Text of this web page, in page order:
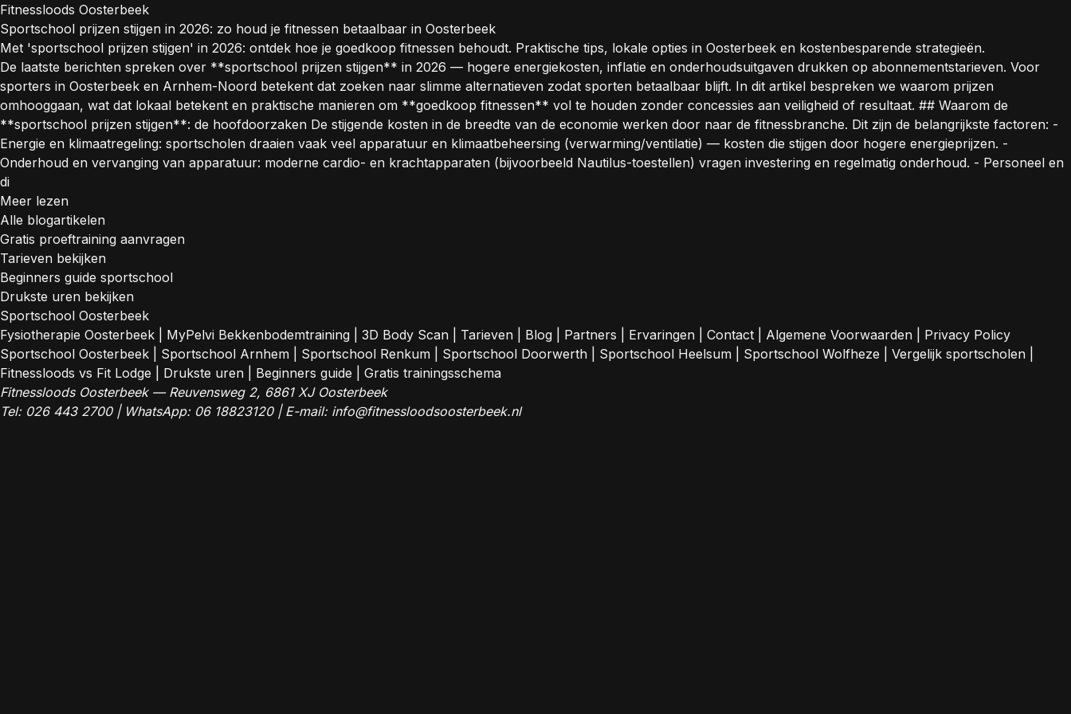
Fitnessloods Oosterbeek
Sportschool prijzen stijgen in 2026: zo houd je fitnessen betaalbaar in Oosterbeek
Met 'sportschool prijzen stijgen' in 2026: ontdek hoe je goedkoop fitnessen behoudt. Praktische tips, lokale opties in Oosterbeek en kostenbesparende strategieën.
De laatste berichten spreken over **sportschool prijzen stijgen** in 2026 — hogere energiekosten, inflatie en onderhoudsuitgaven drukken op abonnementstarieven. Voor
sporters in Oosterbeek en Arnhem-Noord betekent dat zoeken naar slimme alternatieven zodat sporten betaalbaar blijft. In dit artikel bespreken we waarom prijzen
omhooggaan, wat dat lokaal betekent en praktische manieren om **goedkoop fitnessen** vol te houden zonder concessies aan veiligheid of resultaat. ## Waarom de
**sportschool prijzen stijgen**: de hoofdoorzaken De stijgende kosten in de breedte van de economie werken door naar de fitnessbranche. Dit zijn de belangrijkste factoren: -
Energie en klimaatregeling: sportscholen draaien vaak veel apparatuur en klimaatbeheersing (verwarming/ventilatie) — kosten die stijgen door hogere energieprijzen. -
Onderhoud en vervanging van apparatuur: moderne cardio- en krachtapparaten (bijvoorbeeld Nautilus-toestellen) vragen investering en regelmatig onderhoud. - Personeel en
di
Meer lezen
Alle blogartikelen
Gratis proeftraining aanvragen
Tarieven bekijken
Beginners guide sportschool
Drukste uren bekijken
Sportschool Oosterbeek
Fysiotherapie Oosterbeek
MyPelvi Bekkenbodemtraining 3D Body Scan Tarieven Blog Partners Ervaringen Contact Algemene Voorwaarden
Privacy Policy
Sportschool Oosterbeek
Sportschool Arnhem Sportschool Renkum Sportschool Doorwerth Sportschool Heelsum Sportschool Wolfheze Vergelijk sportscholen
Fitnessloods vs Fit Lodge
Drukste uren Beginners guide
Gratis trainingsschema
Fitnessloods Oosterbeek — Reuvensweg 2, 6861 XJ Oosterbeek
Tel: 026 443 2700| WhatsApp: 06 18823120| E-mail: info@fitnessloodsoosterbeek.nl